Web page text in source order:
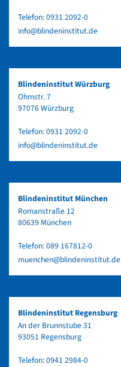
Telefon:0931 2092-0
info@blindeninstitut.de
Blindeninstitut Würzburg
Ohmstr. 7
97076 Würzburg
Telefon:0931 2092-0
info@blindeninstitut.de
Blindeninstitut München
Romanstraße 12
80639 München
Telefon:089 167812-0
muenchen@blindeninstitut.de
Blindeninstitut Regensburg
An der Brunnstube 31
93051 Regensburg
Telefon:0941 2984-0